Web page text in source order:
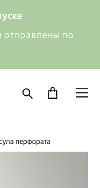
отправлены по
перфората